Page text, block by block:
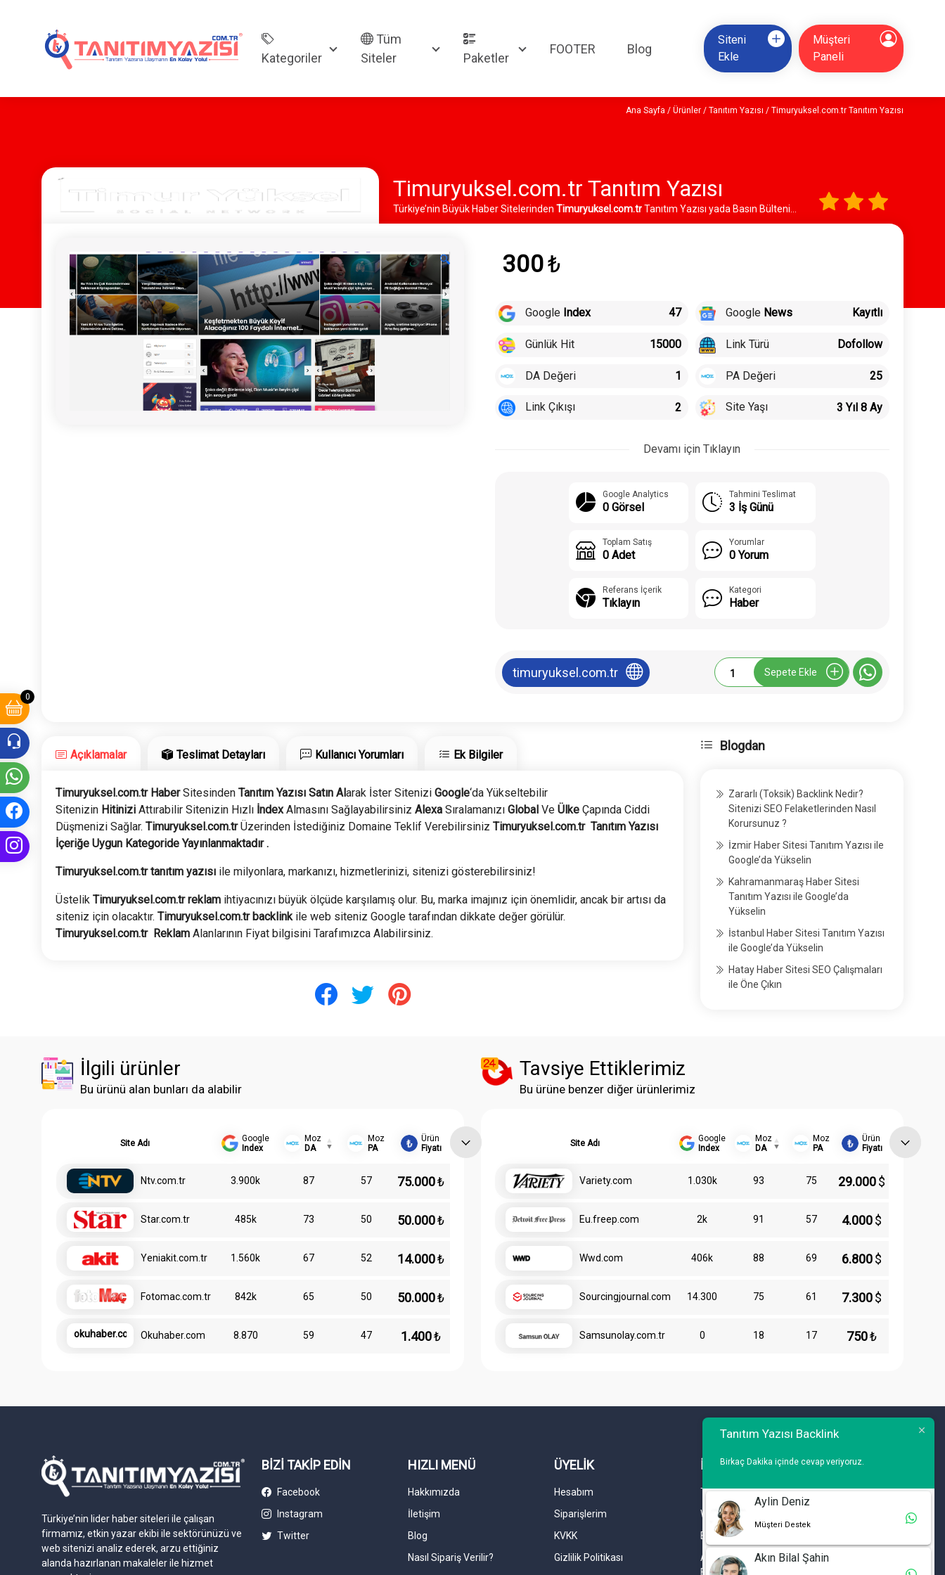
Kategoriler
Tüm
Siteler
Paketler
FOOTER Blog
Siteni
Ekle
Müşteri
Paneli
0
Ana Sayfa / Ürünler/ Tanıtım Yazısı / Timuryuksel.com.tr Tanıtım Yazısı
Timuryuksel.com.tr Tanıtım Yazısı
Türkiye’nin Büyük Haber Sitelerinden Timuryuksel.com.trTanıtım Yazısı yada Basın Bülteni
Hizmeti
🔍 300₺
Google Index 47 Google News Kayıtlı
Günlük Hit 15000 Link Türü Dofollow
DA Değeri 1 PA Değeri 25
Link Çıkışı 2 Site Yaşı 3 Yıl 8 Ay
Devamı için Tıklayın
Google Analytics
0 Görsel
Tahmini Teslimat
3 İş Günü
Toplam Satış
0 Adet
Yorumlar
0 Yorum
Referans İçerik
Tıklayın
Kategori
Haber
timuryuksel.com.tr
Timuryuksel.com.tr
Tanıtım
Sepete Ekle
Açıklamalar Teslimat Detayları Kullanıcı Yorumları Ek Bilgiler
Timuryuksel.com.tr HaberSitesindenTanıtım Yazısı Satın Alarak İster SiteniziGoogle‘da Yükseltebilir
Sitenizin Hitinizi Attırabilir Sitenizin Hızlı İndexAlmasını SağlayabilirsinizAlexa Sıralamanızı Global VeÜlke Çapında Ciddi
Düşmenizi Sağlar.Timuryuksel.com.tr Üzerinden İstediğiniz Domaine Teklif VerebilirsinizTimuryuksel.com.tr Tanıtım Yazısı
İçeriğe Uygun Kategoride Yayınlanmaktadır .
Timuryuksel.com.tr tanıtım yazısı ile milyonlara, markanızı, hizmetlerinizi, sitenizi gösterebilirsiniz!
ÜstelikTimuryuksel.com.tr reklam ihtiyacınızı büyük ölçüde karşılamış olur. Bu, marka imajınız için önemlidir, ancak bir artısı da
siteniz için olacaktır.Timuryuksel.com.trbacklinkile web siteniz Google tarafından dikkate değer görülür.
Timuryuksel.com.tr Reklam Alanlarının Fiyat bilgisini Tarafımızca Alabilirsiniz.
Blogdan
Zararlı (Toksik) Backlink Nedir?
Sitenizi SEO Felaketlerinden Nasıl
Korursunuz ?
İzmir Haber Sitesi Tanıtım Yazısı ile
Google’da Yükselin
Kahramanmaraş Haber Sitesi
Tanıtım Yazısı ile Google’da
Yükselin
İstanbul Haber Sitesi Tanıtım Yazısı
ile Google’da Yükselin
Hatay Haber Sitesi SEO Çalışmaları
ile Öne Çıkın
İlgili ürünler
Bu ürünü alan bunları da alabilir
Site Adı
Google
Index
Moz
DA
Moz
PA
Ürün
Fiyatı
Ntv.com.tr 3.900k 87 57 75.000₺
Star.com.tr 485k 73 50 50.000₺
Yeniakit.com.tr 1.560k 67 52 14.000₺
Fotomac.com.tr 842k 65 50 50.000₺
okuhaber.com Okuhaber.com 8.870 59 47 1.400₺
Tavsiye Ettiklerimiz
Bu ürüne benzer diğer ürünlerimiz
Site Adı
Google
Index
Moz
DA
Moz
PA
Ürün
Fiyatı
Variety.com 1.030k 93 75 29.000$
Eu.freep.com 2k 91 57 4.000$
Wwd.com 406k 88 69 6.800$
Sourcingjournal.com 14.300 75 61 7.300$
Samsunolay.com.tr 0 18 17 750₺
Türkiye’nin lider haber siteleri ile çalışan
firmamız, etkin yazar ekibi ile sektörünüzü ve
web sitenizi analiz ederek, arzu ettiğiniz
alanda hazırlanan makaleler ile hizmet
BİZİ TAKİP EDİN
Facebook
Instagram
Twitter
HIZLI MENÜ
Hakkımızda
İletişim
Blog
Nasıl Sipariş Verilir?
ÜYELİK
Hesabım
Siparişlerim
KVKK
Gizlilik Politikası
İLETİŞİM
Telefon : 0 212 461 75 87
WhatsApp : 0 212 461 75 87
E-mail :info@tanitimyazisi.com.tr
Adres : Merkez Mh. DeğirmenBahçe Cd. A1 A
Blok D : 19 Kat :1 İstwest Rezidans
Tanıtım Yazısı Backlink
Birkaç Dakika içinde cevap veriyoruz.
Aylin Deniz
Müşteri Destek
Akın Bilal Şahin